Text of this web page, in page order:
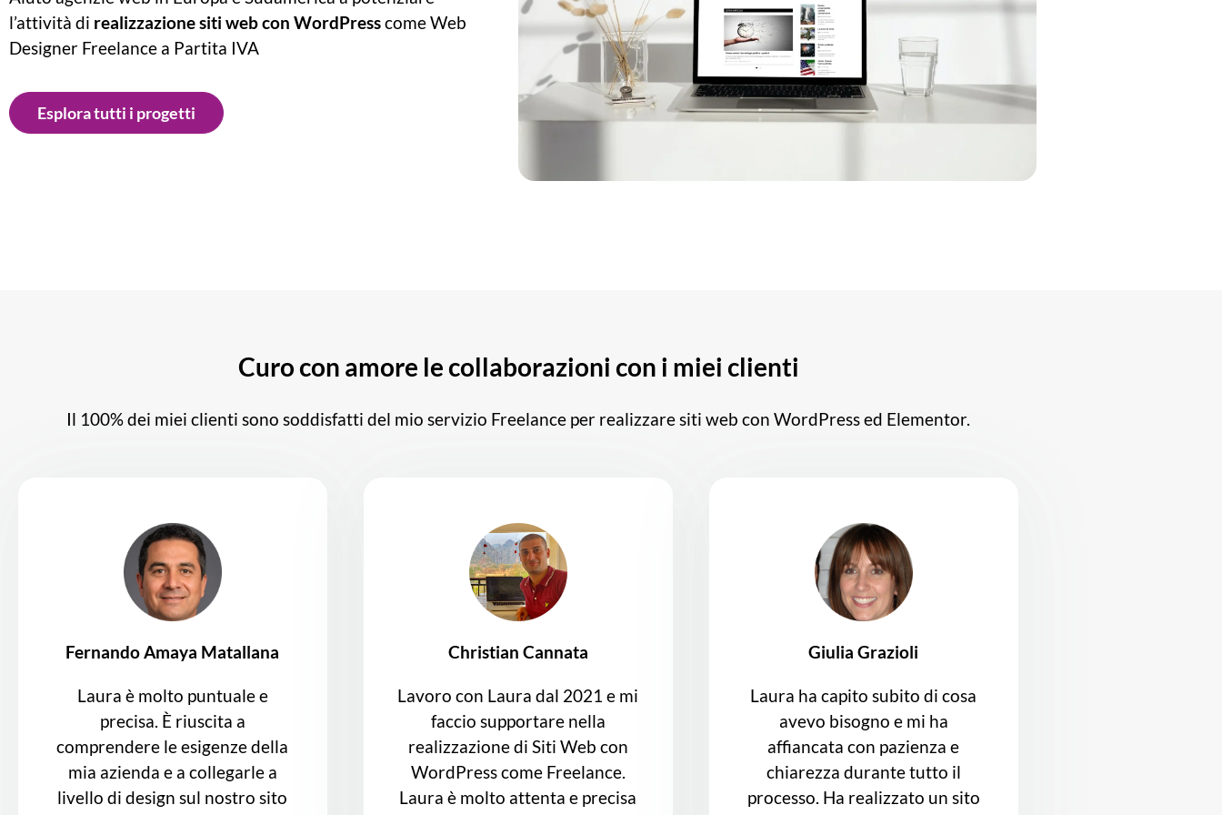
l’attività di realizzazione siti webcon WordPresscome Web
Designer Freelance a Partita IVA
Esplora tutti i progetti
Curo con amore le collaborazioni con i miei clienti
Il 100% dei miei clienti sono soddisfatti del mio servizio Freelance per realizzare siti web con WordPress ed Elementor.
Fernando Amaya Matallana
Laura è molto puntuale e
precisa. È riuscita a
comprendere le esigenze della
mia azienda e a collegarle a
livello di design sul nostro sito
Christian Cannata
Lavoro con Laura dal 2021 e mi
faccio supportare nella
realizzazione di Siti Web con
WordPress come Freelance.
Laura è molto attenta e precisa
Giulia Grazioli
Laura ha capito subito di cosa
avevo bisogno e mi ha
affiancata con pazienza e
chiarezza durante tutto il
processo. Ha realizzato un sito